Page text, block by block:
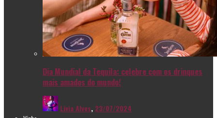
Dia Mundial da Tequila: celebre com os drinques
mais amados do mundo!
Livia Alves, 23/07/2024